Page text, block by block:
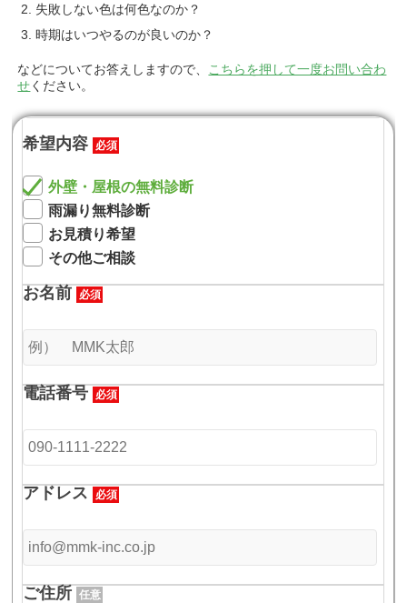
失敗しない色は何色なのか？
時期はいつやるのが良いのか？
などについてお答えしますので、 こちらを押して一度お問い合わ
せください。
希望内容 必須
外壁・屋根の無料診断
雨漏り無料診断
お見積り希望
その他ご相談
お名前 必須
電話番号 必須
アドレス 必須
ご住所 任意